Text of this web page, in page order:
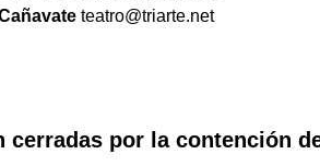
teatro@triarte.net
cerradas por la contención